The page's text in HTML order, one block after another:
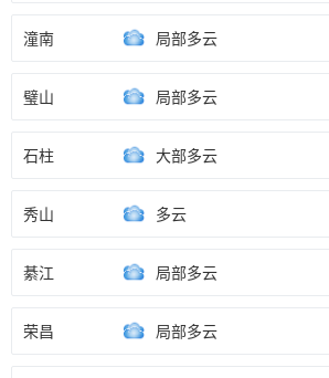
潼南 局部多云
璧山 局部多云
石柱 大部多云
秀山 多云
綦江 局部多云
荣昌 局部多云